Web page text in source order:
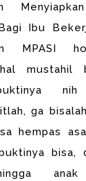
Menyiapkan
Ibu
MPASI
hal mustahil
nih
ga
hempas
bisa,